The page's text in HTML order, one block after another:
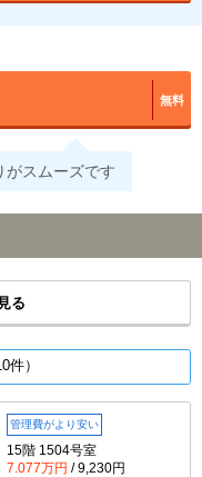
無料
がスムーズです
る
）
管理費がより安い
15階 1504号室
7.077万円 / 9,230円